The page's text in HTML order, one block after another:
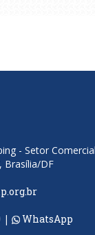
- Setor
Brasília/DF
| WhatsApp